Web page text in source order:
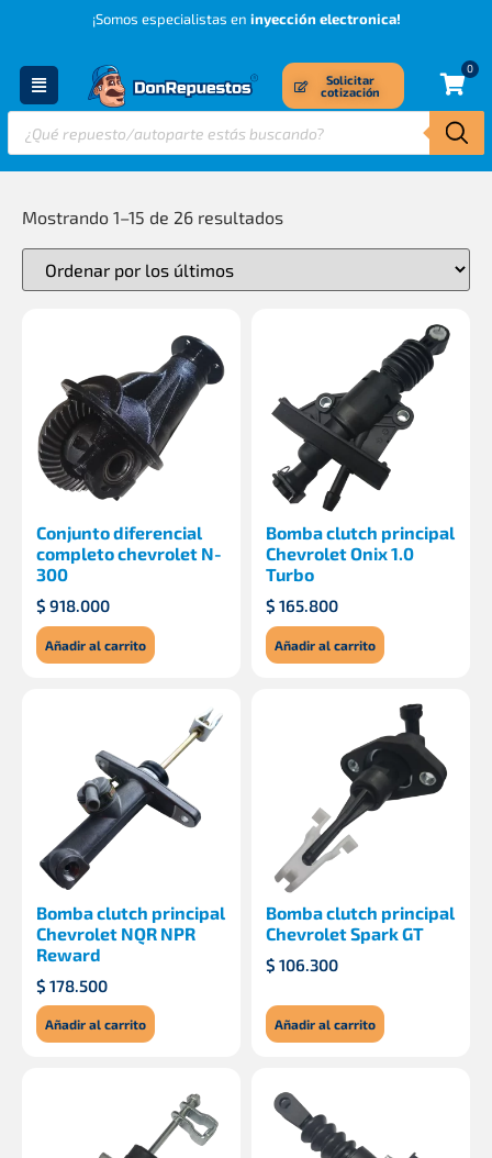
¡Somos especialistas en inyección electronica!
Solicitar
cotización
0
Mostrando 1–15 de 26 resultados
Conjunto diferencial
completo chevrolet N-
300
$ 918.000
Añadir al carrito
Bomba clutch principal
Chevrolet Onix 1.0
Turbo
$ 165.800
Añadir al carrito
Bomba clutch principal
Chevrolet NQR NPR
Reward
$ 178.500
Añadir al carrito
Bomba clutch principal
Chevrolet Spark GT
$ 106.300
Añadir al carrito